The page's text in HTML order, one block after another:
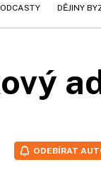
DĚJINY
ODEBÍRAT